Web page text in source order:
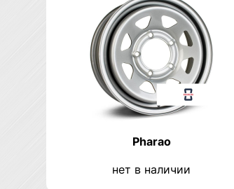
Pharao
нет в наличии